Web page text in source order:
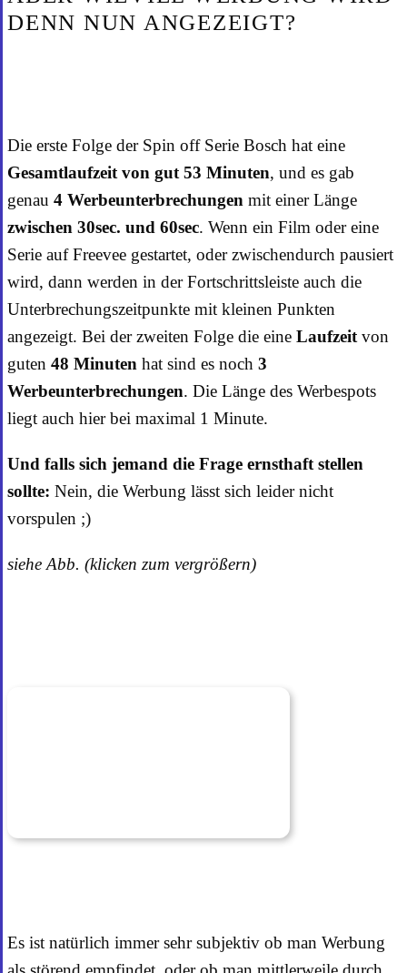
DENN NUN ANGEZEIGT?
Die erste Folge der Spin off Serie Bosch hat eine
Gesamtlaufzeit von gut 53 Minuten, und es gab
genau 4 Werbeunterbrechungen mit einer Länge
zwischen 30sec. und 60sec. Wenn ein Film oder eine
Serie auf Freevee gestartet, oder zwischendurch pausiert
wird, dann werden in der Fortschrittsleiste auch die
Unterbrechungszeitpunkte mit kleinen Punkten
angezeigt. Bei der zweiten Folge die eine Laufzeit von
guten 48 Minuten hat sind es noch 3
Werbeunterbrechungen. Die Länge des Werbespots
liegt auch hier bei maximal 1 Minute.
Und falls sich jemand die Frage ernsthaft stellen
sollte: Nein, die Werbung lässt sich leider nicht
vorspulen ;)
siehe Abb. (klicken zum vergrößern)
Es ist natürlich immer sehr subjektiv ob man Werbung